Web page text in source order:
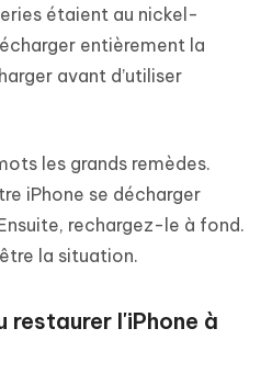
étaient au nickel-
entièrement la
avant d’utiliser
les grands remèdes.
iPhone se décharger
rechargez-le à fond.
la situation.
restaurer l'iPhone à